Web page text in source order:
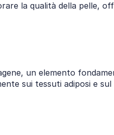
la qualità della pelle,
un elemento
sui tessuti adiposi e sul